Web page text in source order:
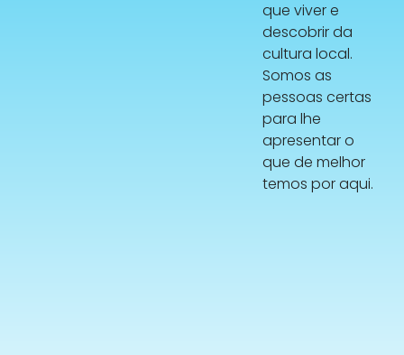
que viver e
descobrir da
cultura local.
Somos as
pessoas certas
para lhe
apresentar o
que de melhor
temos por aqui.